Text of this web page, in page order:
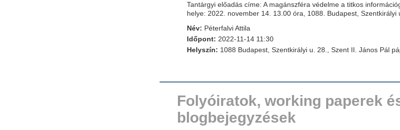
Tantárgyi előadás címe: A magánszféra védelme a titkos
helye: 2022. november 14. 13.00 óra, 1088. Budapest, Szentkirályi
Név: Péterfalvi Attila
Időpont: 2022-11-14 11:30
Helyszín: 1088 Budapest, Szentkirályi u. 28., Szent II. János Pál
Folyóiratok, working paperek
blogbejegyzések